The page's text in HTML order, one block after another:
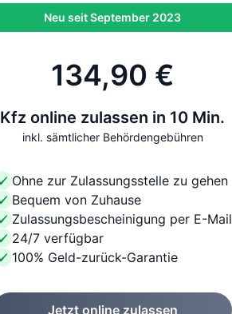
Neu seit September 2023
134,90 €
Kfz online zulassen in 10 Min.
inkl. sämtlicher Behördengebühren
Ohne zur Zulassungsstelle zu gehen
Bequem von Zuhause
Zulassungsbescheinigung per E-Mail
24/7 verfügbar
100% Geld-zurück-Garantie
Jetzt online zulassen